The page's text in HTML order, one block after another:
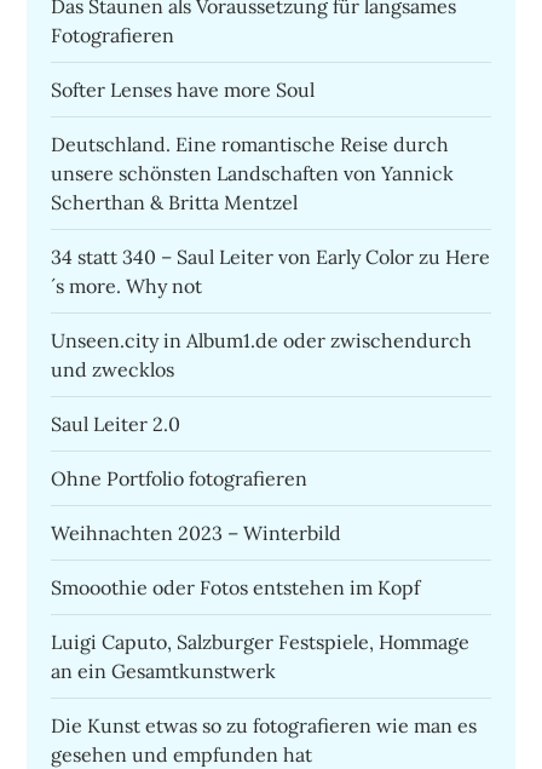
Das Staunen als Voraussetzung für langsames
Fotografieren
Softer Lenses have more Soul
Deutschland. Eine romantische Reise durch
unsere schönsten Landschaften von Yannick
Scherthan & Britta Mentzel
34 statt 340 – Saul Leiter von Early Color zu Here
´s more. Why not
Unseen.city in Album1.de oder zwischendurch
und zwecklos
Saul Leiter 2.0
Ohne Portfolio fotografieren
Weihnachten 2023 – Winterbild
Smooothie oder Fotos entstehen im Kopf
Luigi Caputo, Salzburger Festspiele, Hommage
an ein Gesamtkunstwerk
Die Kunst etwas so zu fotografieren wie man es
gesehen und empfunden hat